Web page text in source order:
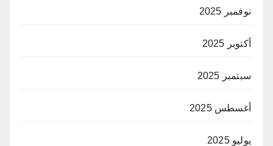
نوفمبر 2025
أكتوبر 2025
سبتمبر 2025
أغسطس 2025
يوليو 2025